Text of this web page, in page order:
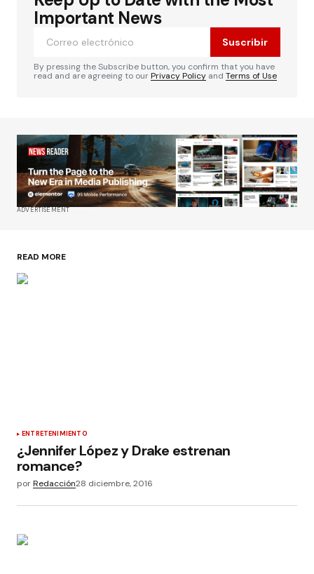
Important News
Suscribir
By pressing the Subscribe button, you confirm that you have
read and are agreeing to ourPrivacy Policy and Terms of Use
ADVERTISEMENT
READ MORE
ENTRETENIMIENTO
¿Jennifer López y Drake estrenan
romance?
porRedacción28 diciembre, 2016